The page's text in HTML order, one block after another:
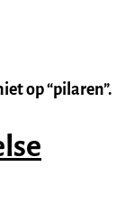
op “pilaren”.